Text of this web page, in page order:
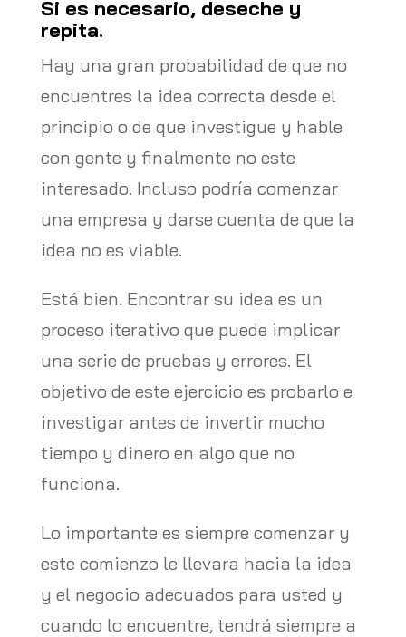
Si es necesario, deseche y
repita.
Hay una gran probabilidad de que no
encuentres la idea correcta desde el
principio o de que investigue y hable
con gente y finalmente no este
interesado. Incluso podría comenzar
una empresa y darse cuenta de que la
idea no es viable.
Está bien. Encontrar su idea es un
proceso iterativo que puede implicar
una serie de pruebas y errores. El
objetivo de este ejercicio es probarlo e
investigar antes de invertir mucho
tiempo y dinero en algo que no
funciona.
Lo importante es siempre comenzar y
este comienzo le llevara hacia la idea
y el negocio adecuados para usted y
cuando lo encuentre, tendrá siempre a